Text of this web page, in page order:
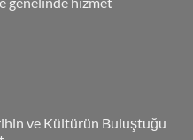
ve Kültürün Buluştuğu